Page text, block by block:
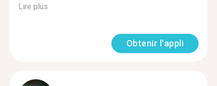
Lire plus
Obtenir l'appli